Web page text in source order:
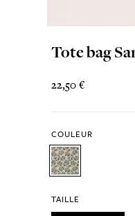
Tote bag
22,50 €
COULEUR
TAILLE